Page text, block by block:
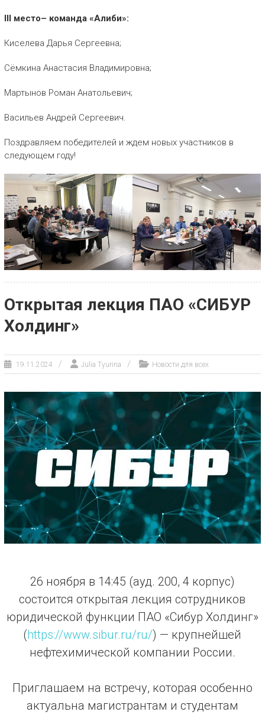
место– команда «Алиби»:
Киселева Дарья Сергеевна;
Сëмкина Анастасия Владимировна;
Мартынов Роман Анатольевич;
Васильев Андрей Сергеевич.
Поздравляем победителей и ждем новых участников в
следующем году!
Открытая лекция ПАО «СИБУР
Холдинг»
19.11.2024 Julia Tyurina Новости для всех
26 ноября в 14:45 (ауд. 200, 4 корпус)
состоится открытая лекция сотрудников
юридической функции ПАО «Сибур Холдинг»
(https://www.sibur.ru/ru/) — крупнейшей
нефтехимической компании России.
Приглашаем на встречу, которая особенно
актуальна магистрантам и студентам